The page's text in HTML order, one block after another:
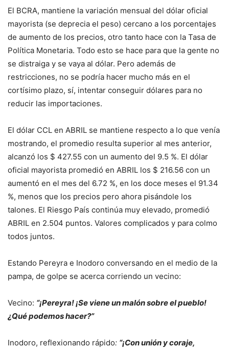
El BCRA, mantiene la variación mensual del dólar oficial
mayorista (se deprecia el peso) cercano a los porcentajes
de aumento de los precios, otro tanto hace con la Tasa de
Política Monetaria. Todo esto se hace para que la gente no
se distraiga y se vaya al dólar. Pero además de
restricciones, no se podría hacer mucho más en el
cortísimo plazo, sí, intentar conseguir dólares para no
reducir las importaciones.
El dólar CCL en ABRIL se mantiene respecto a lo que venía
mostrando, el promedio resulta superior al mes anterior,
alcanzó los $ 427.55 con un aumento del 9.5 %. El dólar
oficial mayorista promedió en ABRIL los $ 216.56 con un
aumentó en el mes del 6.72 %, en los doce meses el 91.34
%, menos que los precios pero ahora pisándole los
talones. El Riesgo País continúa muy elevado, promedió
ABRIL en 2.504 puntos. Valores complicados y para colmo
todos juntos.
Estando Pereyra e Inodoro conversando en el medio de la
pampa, de golpe se acerca corriendo un vecino:
Vecino: “¡Pereyra! ¡Se viene un malón sobre el pueblo!
¿Qué podemos hacer?”
Inodoro, reflexionando rápido: “¡Con unión y coraje,